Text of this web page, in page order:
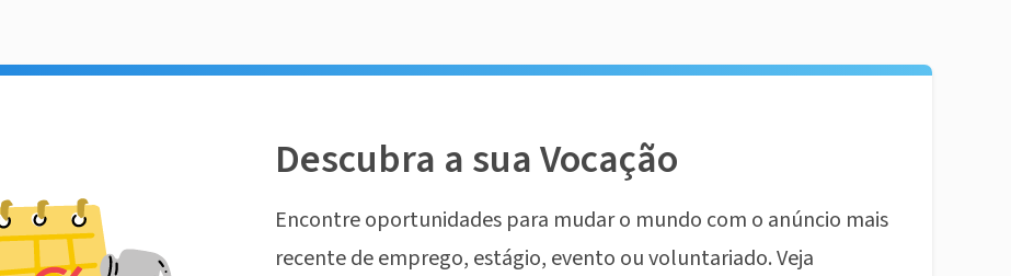
Descubra a sua Vocação
Encontre oportunidades para mudar o mundo com o anúncio mais
recente de emprego, estágio, evento ou voluntariado. Veja